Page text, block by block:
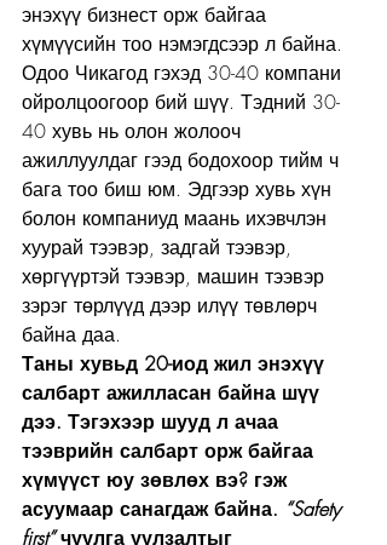
энэхүү бизнест орж байгаа
хүмүүсийн тоо нэмэгдсээр л байна.
Одоо Чикагод гэхэд 30-40 компани
ойролцоогоор бий шүү. Тэдний 30-
40 хувь нь олон жолооч
ажиллуулдаг гээд бодохоор тийм ч
бага тоо биш юм. Эдгээр хувь хүн
болон компаниуд маань ихэвчлэн
хуурай тээвэр, задгай тээвэр,
хөргүүртэй тээвэр, машин тээвэр
зэрэг төрлүүд дээр илүү төвлөрч
байна даа.
Таны хувьд 20-иод жил энэхүү
салбарт ажилласан байна шүү
дээ. Тэгэхээр шууд л ачаа
тээврийн салбарт орж байгаа
хүмүүст юу зөвлөх вэ? гэж
асуумаар санагдаж байна. “Safety
first” чуулга уулзалтыг